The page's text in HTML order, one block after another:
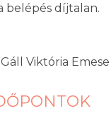
belépés díjtalan.
Viktória Emese